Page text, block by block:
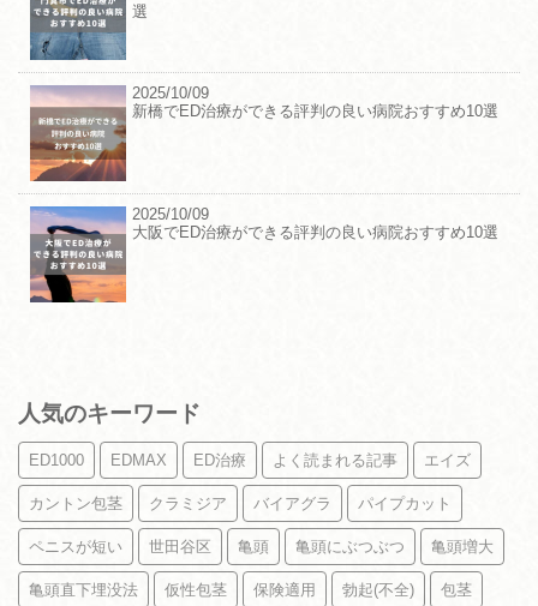
選
2025/10/09
新橋でED治療ができる評判の良い病院おすすめ10選
2025/10/09
大阪でED治療ができる評判の良い病院おすすめ10選
人気のキーワード
ED1000 EDMAX ED治療 よく読まれる記事 エイズ
カントン包茎 クラミジア バイアグラ パイプカット
ペニスが短い 世田谷区 亀頭 亀頭にぶつぶつ 亀頭増大
亀頭直下埋没法 仮性包茎 保険適用 勃起(不全) 包茎